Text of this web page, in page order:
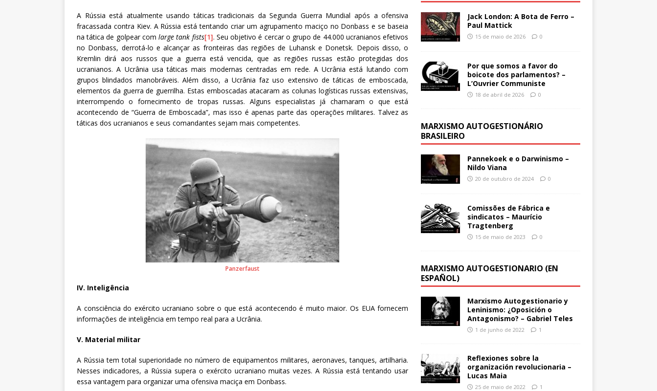
A Rússia está atualmente usando táticas tradicionais da Segunda Guerra Mundial após a ofensiva
fracassada contra Kiev. A Rússia está tentando criar um agrupamento maciço no Donbass e se baseia
na tática de golpear comlarge tank fists[1]. Seu objetivo é cercar o grupo de 44.000 ucranianos efetivos
no Donbass, derrotá-lo e alcançar as fronteiras das regiões de Luhansk e Donetsk. Depois disso, o
Kremlin dirá aos russos que a guerra está vencida, que as regiões russas estão protegidas dos
ucranianos. A Ucrânia usa táticas mais modernas centradas em rede. A Ucrânia está lutando com
grupos blindados manobráveis. Além disso, a Ucrânia faz uso extensivo de táticas de emboscada,
elementos da guerra de guerrilha. Estas emboscadas atacaram as colunas logísticas russas extensivas,
interrompendo o fornecimento de tropas russas. Alguns especialistas já chamaram o que está
acontecendo de “Guerra de Emboscada”, mas isso é apenas parte das operações militares. Talvez as
táticas dos ucranianos e seus comandantes sejam mais competentes.
Panzerfaust
IV. Inteligência
A consciência do exército ucraniano sobre o que está acontecendo é muito maior. Os EUA fornecem
informações de inteligência em tempo real para a Ucrânia.
V. Material militar
A Rússia tem total superioridade no número de equipamentos militares, aeronaves, tanques, artilharia.
Nesses indicadores, a Rússia supera o exército ucraniano muitas vezes. A Rússia está tentando usar
essa vantagem para organizar uma ofensiva maciça em Donbass.
Jack London: A Bota de Ferro –
Paul Mattick
15 de maio de 2026 0
Por que somos a favor do
boicote dos parlamentos? –
L’Ouvrier Communiste
18 de abril de 2026 0
MARXISMO AUTOGESTIONÁRIO
BRASILEIRO
Pannekoek e o Darwinismo –
Nildo Viana
20 de outubro de 2024 0
Comissões de Fábrica e
sindicatos – Maurício
Tragtenberg
15 de maio de 2023 0
MARXISMO AUTOGESTIONARIO (EN
ESPAÑOL)
Marxismo Autogestionario y
Leninismo: ¿Oposición o
Antagonismo? – Gabriel Teles
1 de junho de 2022 1
Reflexiones sobre la
organización revolucionaria –
Lucas Maia
25 de maio de 2022 1